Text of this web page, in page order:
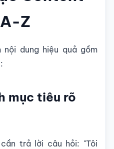
Z
dung hiệu quả gồm
mục tiêu rõ
trả lời câu hỏi: "Tôi